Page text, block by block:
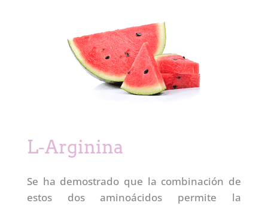
L-Arginina
Se ha demostrado que la combinación de
estos dos aminoácidos permite la